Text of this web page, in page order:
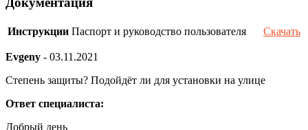
Инструкции Паспорт и руководство пользователя Скачать
Evgeny - 03.11.2021
Степень защиты? Подойдёт ли для установки на улице
Ответ специалиста:
Добрый день